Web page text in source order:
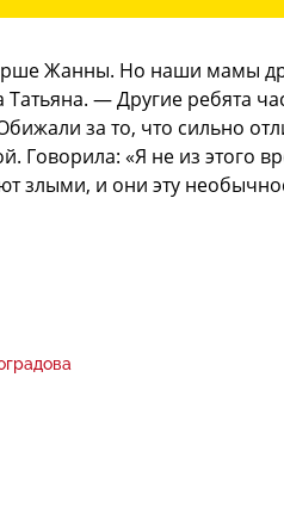
Жанны. Но наши мамы
— Другие ребята
за то, что сильно
Говорила: «Я не из этого
злыми, и они эту